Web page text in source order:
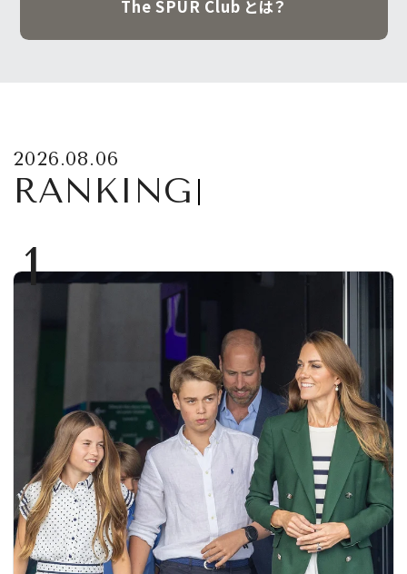
The SPUR Club とは？
2026.08.06
RANKING
1